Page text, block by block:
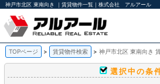
神戸市北区 東南向き ｜賃貸物件一覧｜株式会社 アルアール
TOPページ 賃貸物件検索 神戸市北区 東南向き
選択中の条